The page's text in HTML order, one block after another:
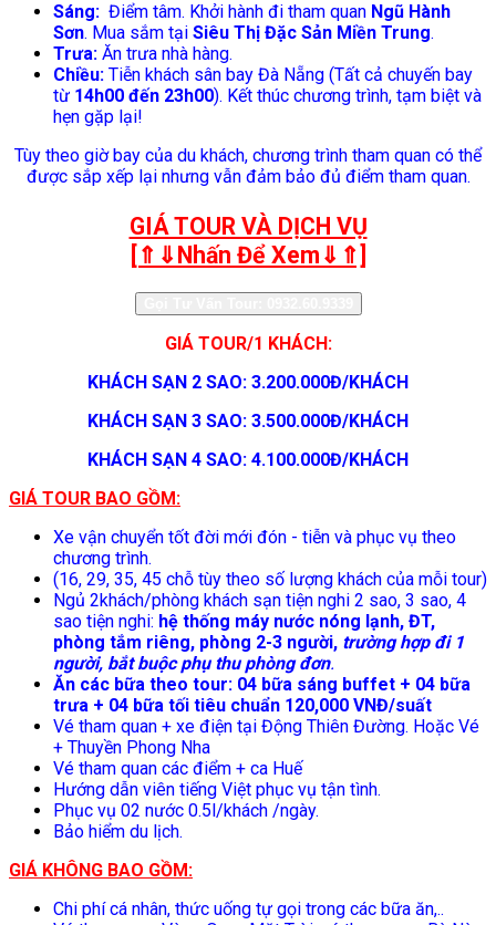
Sáng: Điểm tâm. Khởi hành đi tham quan Ngũ Hành
Sơn. Mua sắm tại Siêu Thị Đặc Sản Miền Trung.
Trưa: Ăn trưa nhà hàng.
Chiều: Tiễn khách sân bay Đà Nẵng (Tất cả chuyến bay
từ 14h00 đến 23h00). Kết thúc chương trình, tạm biệt và
hẹn gặp lại!
Tùy theo giờ bay của du khách, chương trình tham quan có thể
được sắp xếp lại nhưng vẫn đảm bảo đủ điểm tham quan.
GIÁ TOUR VÀ DỊCH VỤ
[⇑⇓Nhấn Để Xem⇓⇑]
GIÁ TOUR/1 KHÁCH:
KHÁCH SẠN 2 SAO: 3.200.000Đ/KHÁCH
KHÁCH SẠN 3 SAO: 3.500.000Đ/KHÁCH
KHÁCH SẠN 4 SAO: 4.100.000Đ/KHÁCH
GIÁ TOUR BAO GỒM:
Xe vận chuyển tốt đời mới đón - tiễn và phục vụ theo
chương trình.
(16, 29, 35, 45 chỗ tùy theo số lượng khách của mỗi tour)
Ngủ 2khách/phòng khách sạn tiện nghi 2 sao, 3 sao, 4
sao tiện nghi: hệ thống máy nước nóng lạnh, ĐT,
phòng tắm riêng, phòng 2-3 người, trường hợp đi 1
người, bắt buộc phụ thu phòng đơn.
Ăn các bữa theo tour: 04 bữa sáng buffet + 04 bữa
trưa + 04 bữa tối tiêu chuẩn 120,000 VNĐ/suất
Vé tham quan + xe điện tại Động Thiên Đường. Hoặc Vé
+ Thuyền Phong Nha
Vé tham quan các điểm + ca Huế
Hướng dẫn viên tiếng Việt phục vụ tận tình.
Phục vụ 02 nước 0.5l/khách /ngày.
Bảo hiểm du lịch.
GIÁ KHÔNG BAO GỒM:
Chi phí cá nhân, thức uống tự gọi trong các bữa ăn,..